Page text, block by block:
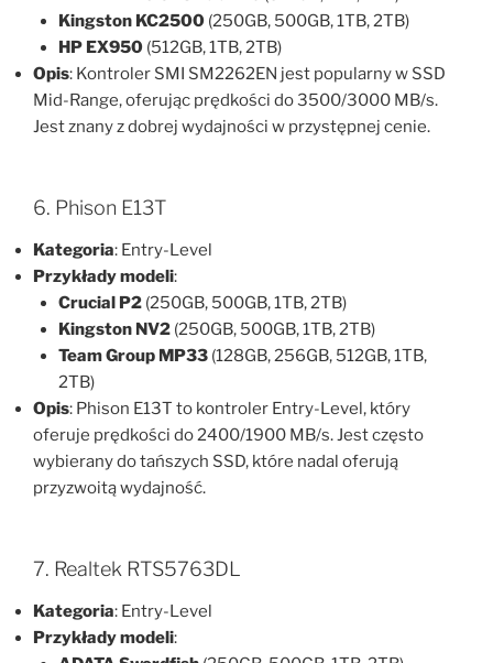
Kingston KC2500(250GB, 500GB, 1TB, 2TB)
HP EX950(512GB, 1TB, 2TB)
Opis: Kontroler SMI SM2262EN jest popularny w SSD
Mid-Range, oferując prędkości do 3500/3000 MB/s.
Jest znany z dobrej wydajności w przystępnej cenie.
6. Phison E13T
Kategoria: Entry-Level
Przykłady modeli:
Crucial P2(250GB, 500GB, 1TB, 2TB)
Kingston NV2(250GB, 500GB, 1TB, 2TB)
Team Group MP33(128GB, 256GB, 512GB, 1TB,
2TB)
Opis: Phison E13T to kontroler Entry-Level, który
oferuje prędkości do 2400/1900 MB/s. Jest często
wybierany do tańszych SSD, które nadal oferują
przyzwoitą wydajność.
7. Realtek RTS5763DL
Kategoria: Entry-Level
Przykłady modeli: